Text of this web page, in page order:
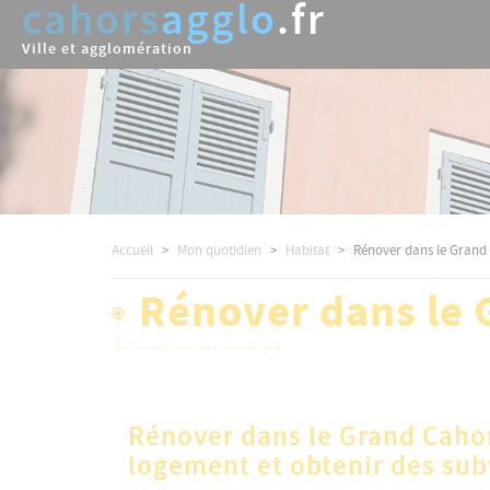
Aller
contenu
principal
cahorsagglo.fr
Ville et agglomération
Accueil Mon quotidien Habitat Rénover dans le
Rénover dans le
Rénover dans le Grand
logement et obtenir des